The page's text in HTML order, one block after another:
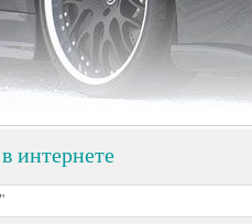
интернете
"